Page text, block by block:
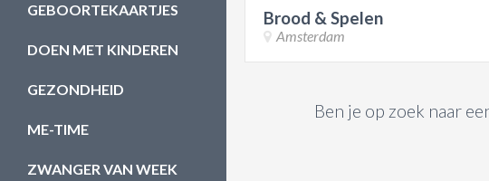
GEBOORTEKAARTJES
DOEN MET KINDEREN
GEZONDHEID
ME-TIME
ZWANGER VAN WEEK
Brood & Spelen
Amsterdam
Ben je op zoek naar